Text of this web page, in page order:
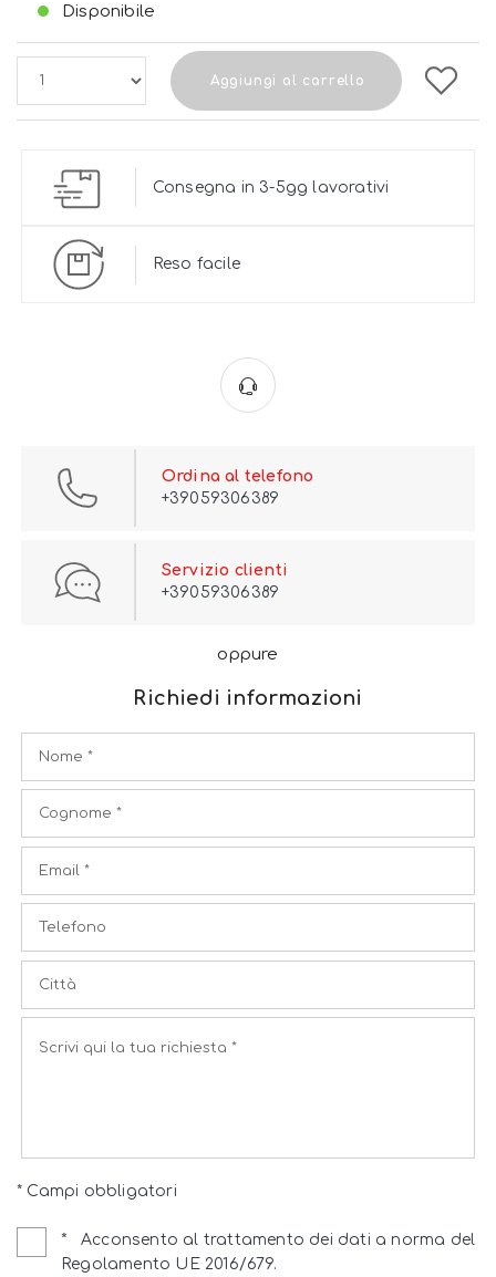
Disponibile
Aggiungi al carrello
Consegna in 3-5gg lavorativi
Reso facile
Ordina al telefono
+39059306389
Servizio clienti
+39059306389
oppure
Richiedi informazioni
* Campi obbligatori
*
Acconsento al trattamento dei dati a norma del
Regolamento UE 2016/679.